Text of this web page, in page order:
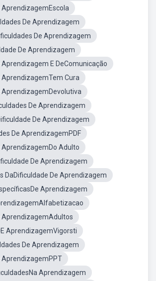
AprendizagemEscola
De Aprendizagem
De Aprendizagem
De Aprendizagem
Aprendizagem E DeComunicação
AprendizagemTem Cura
AprendizagemDevolutiva
De Aprendizagem
De Aprendizagem
De AprendizagemPDF
AprendizagemDo Adulto
De Aprendizagem
DaDificuldade De Aprendizagem
Aprendizagem
AprendizagemAdultos
AprendizagemVigorsti
De Aprendizagem
AprendizagemPPT
Aprendizagem